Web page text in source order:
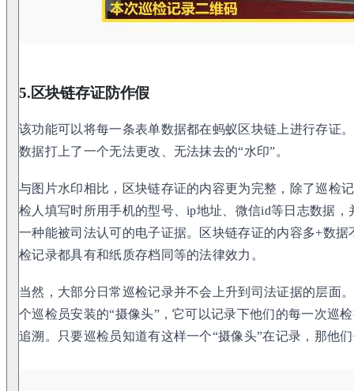
5.区块链存证防作假
该功能可以将每一条表单数据都在蚂蚁区块链上进行存证
数据打上了一个无法更改、无法抹去的“水印”。
与图片水印相比，区块链存证的内容更为完整，除了巡检
检人填写时所用手机的型号、ip地址、微信id等日志数据
一种能被司法认可的电子证据。区块链存证的内容多+数
检记录都具有和纸质存档同等的法律效力。
当然，大部分日常巡检记录并不会上升到司法证据的层面
个巡检员安装的“摄像头”，它可以记录下他们的每一次巡
追溯。只要巡检员知道有这样一个“摄像头”在记录，那他